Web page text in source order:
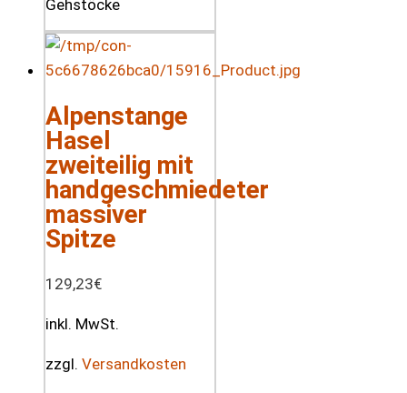
Alpenstange
Hasel
zweiteilig mit
handgeschmiedeter
massiver
Spitze
129,23€
inkl. MwSt.
zzgl. Versandkosten